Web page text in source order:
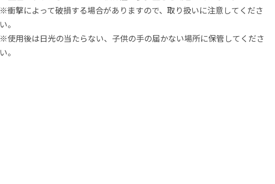
※衝撃によって破損する場合がありますので、取り扱いに注意してくださ
い。
※使用後は日光の当たらない、子供の手の届かない場所に保管してくださ
い。